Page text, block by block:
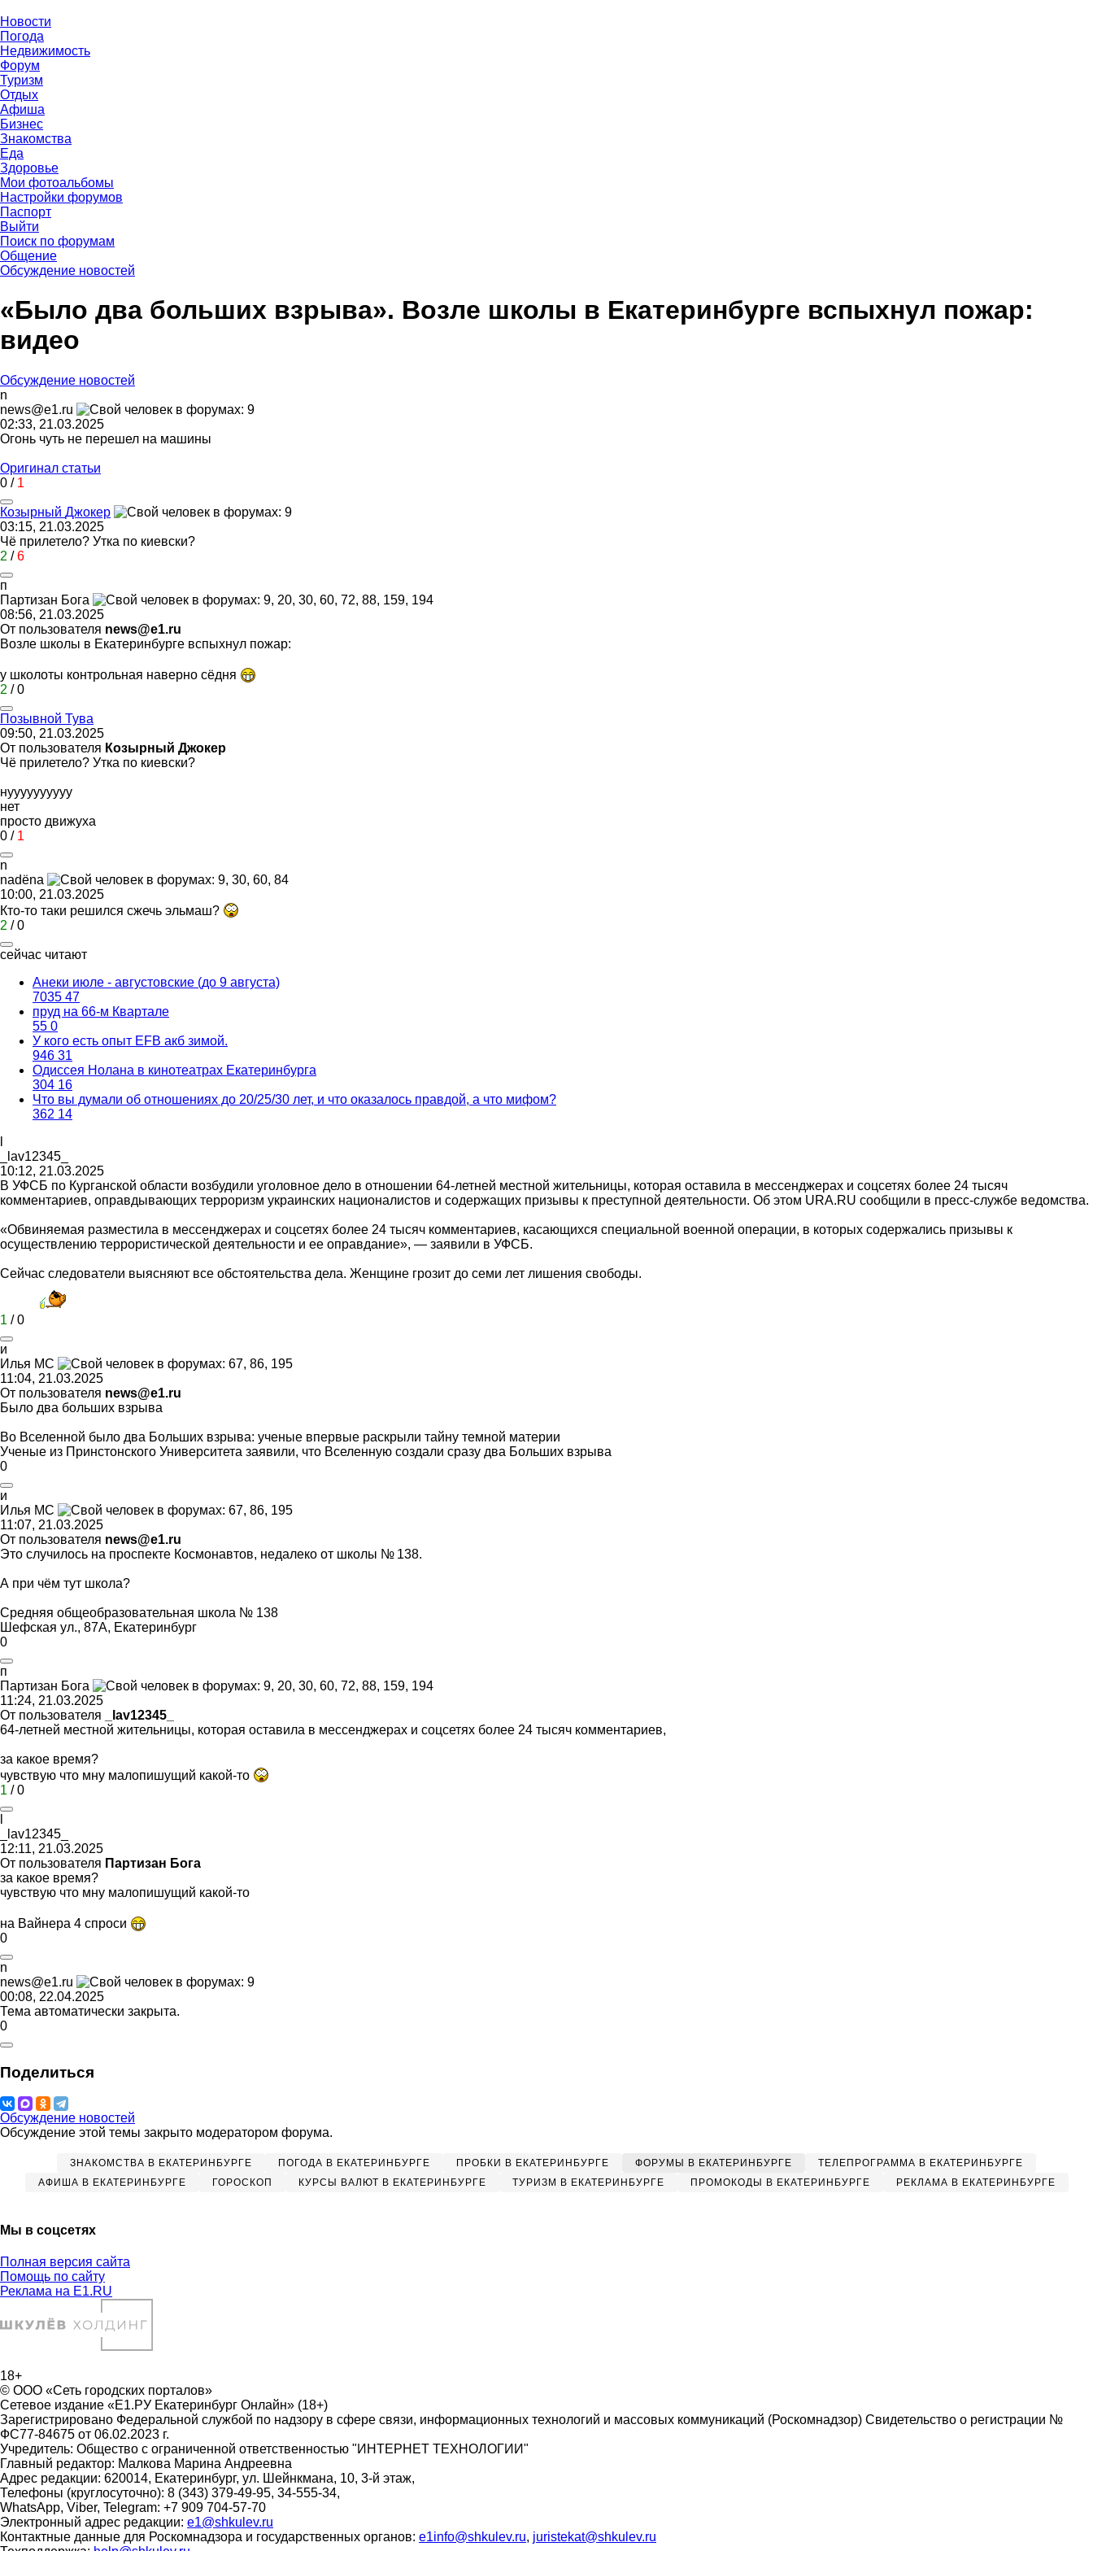
Новости
Погода
Недвижимость
Форум
Туризм
Отдых
Афиша
Бизнес
Знакомства
Еда
Здоровье
Мои фотоальбомы
Настройки форумов
Паспорт
Выйти
Поиск по форумам
Общение
Обсуждение новостей
«Было два больших взрыва». Возле школы в Екатеринбурге вспыхнул пожар:
видео
Обсуждение новостей
n
news@e1.ru
02:33, 21.03.2025
Огонь чуть не перешел на машины
Оригинал статьи
0 / 1
Козырный Джокер
03:15, 21.03.2025
Чё прилетело? Утка по киевски?
2 /6
п
Партизан Бога
08:56, 21.03.2025
От пользователя news@e1.ru
Возле школы в Екатеринбурге вспыхнул пожар:
у школоты контрольная наверно сёдня
2 /0
Позывной Тува
09:50, 21.03.2025
От пользователя Козырный Джокер
Чё прилетело? Утка по киевски?
нуууууууууу
нет
просто движуха
0 / 1
n
nadёna
10:00, 21.03.2025
Кто-то таки решился сжечь эльмаш?
2 /0
сейчас читают
Анеки июле - августовские (до 9 августа)
7035 47
пруд на 66-м Квартале
55 0
У кого есть опыт EFB акб зимой.
946 31
Одиссея Нолана в кинотеатрах Екатеринбурга
304 16
Что вы думали об отношениях до 20/25/30 лет, и что оказалось правдой, а что мифом?
362 14
_lav12345_
10:12, 21.03.2025
В УФСБ по Курганской области возбудили уголовное дело в отношении 64-летней местной жительницы, которая оставила в мессенджерах и соцсетях более 24 тысяч
комментариев, оправдывающих терроризм украинских националистов и содержащих призывы к преступной деятельности. Об этом URA.RU сообщили в пресс-службе ведомства.
«Обвиняемая разместила в мессенджерах и соцсетях более 24 тысяч комментариев, касающихся специальной военной операции, в которых содержались призывы к
осуществлению террористической деятельности и ее оправдание», — заявили в УФСБ.
Сейчас следователи выясняют все обстоятельства дела. Женщине грозит до семи лет лишения свободы.
1 /0
и
Илья MC
11:04, 21.03.2025
От пользователя news@e1.ru
Было два больших взрыва
Во Вселенной было два Больших взрыва: ученые впервые раскрыли тайну темной материи
Ученые из Принстонского Университета заявили, что Вселенную создали сразу два Больших взрыва
0
и
Илья MC
11:07, 21.03.2025
От пользователя news@e1.ru
Это случилось на проспекте Космонавтов, недалеко от школы № 138.
А при чём тут школа?
Средняя общеобразовательная школа № 138
Шефская ул., 87А, Екатеринбург
0
п
Партизан Бога
11:24, 21.03.2025
От пользователя
_lav12345_
64-летней местной жительницы, которая оставила в мессенджерах и соцсетях более 24 тысяч комментариев,
за какое время?
чувствую что мну малопишущий какой-то
1 /0
_lav12345_
12:11, 21.03.2025
От пользователя Партизан Бога
за какое время?
чувствую что мну малопишущий какой-то
на Вайнера 4 спроси
0
n
news@e1.ru
00:08, 22.04.2025
Тема автоматически закрыта.
0
Поделиться
Обсуждение новостей
Обсуждение этой темы закрыто модератором форума.
ЗНАКОМСТВА В ЕКАТЕРИНБУРГЕ ПОГОДА В ЕКАТЕРИНБУРГЕ ПРОБКИ В ЕКАТЕРИНБУРГЕ ФОРУМЫ В ЕКАТЕРИНБУРГЕ
ТЕЛЕПРОГРАММА В ЕКАТЕРИНБУРГЕ
АФИША В ЕКАТЕРИНБУРГЕ
ГОРОСКОП КУРСЫ ВАЛЮТ В ЕКАТЕРИНБУРГЕ ТУРИЗМ В ЕКАТЕРИНБУРГЕ ПРОМОКОДЫ В ЕКАТЕРИНБУРГЕ РЕКЛАМА В ЕКАТЕРИНБУРГЕ
Мы в соцсетях
Полная версия сайта
Помощь по сайту
Реклама на E1.RU
18+
© ООО «Сеть городских порталов»
Сетевое издание «Е1.РУ Екатеринбург Онлайн» (18+)
Зарегистрировано Федеральной службой по надзору в сфере связи, информационных технологий и массовых коммуникаций (Роскомнадзор) Свидетельство о регистрации №
ФС77-84675 от 06.02.2023 г.
Учредитель: Общество с ограниченной ответственностью "ИНТЕРНЕТ ТЕХНОЛОГИИ"
Главный редактор: Малкова Марина Андреевна
Адрес редакции: 620014, Екатеринбург, ул. Шейнкмана, 10, 3-й этаж,
Телефоны (круглосуточно): 8 (343) 379-49-95, 34-555-34,
WhatsApp, Viber, Telegram: +7 909 704-57-70
Электронный адрес редакции: e1@shkulev.ru
Контактные данные для Роскомнадзора и государственных органов: e1info@shkulev.ru, juristekat@shkulev.ru